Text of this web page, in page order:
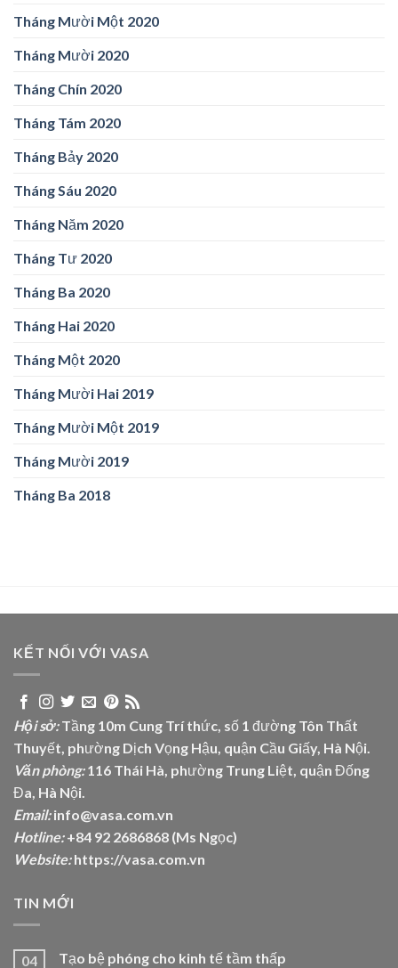
Tháng Mười Một 2020
Tháng Mười 2020
Tháng Chín 2020
Tháng Tám 2020
Tháng Bảy 2020
Tháng Sáu 2020
Tháng Năm 2020
Tháng Tư 2020
Tháng Ba 2020
Tháng Hai 2020
Tháng Một 2020
Tháng Mười Hai 2019
Tháng Mười Một 2019
Tháng Mười 2019
Tháng Ba 2018
KẾT NỐI VỚI VASA
Hội sở:Tầng 10m Cung Trí thức, số 1 đường Tôn Thất
Thuyết, phường Dịch Vọng Hậu, quận Cầu Giấy, Hà Nội.
Văn phòng:116 Thái Hà, phường Trung Liệt, quận Đống
Đa, Hà Nội.
Email:info@vasa.com.vn
Hotline:+84 92 2686868 (Ms Ngọc)
Website: https://vasa.com.vn
TIN MỚI
04 Tạo bệ phóng cho kinh tế tầm thấp